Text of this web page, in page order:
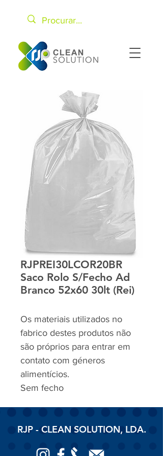
RJPREI30LCOR20BR
Saco Rolo S/Fecho Ad
Branco 52x60 30lt (Rei)
Os materiais utilizados no
fabrico destes produtos não
são próprios para entrar em
contato com géneros
alimentícios.
Sem fecho
RJP - CLEAN SOLUTION, LDA.